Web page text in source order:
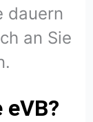
dauern
an Sie